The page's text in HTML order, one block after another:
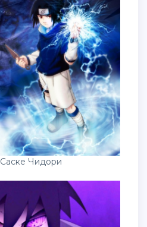
Чидори